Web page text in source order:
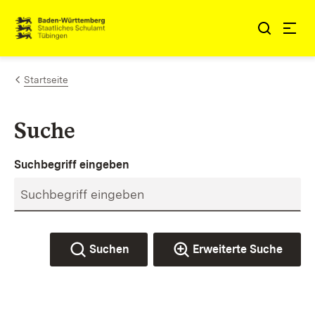
Zum Inhalt springen
Link zur Startseite
Startseite
Suche
Suchbegriff eingeben
Suchen Erweiterte Suche